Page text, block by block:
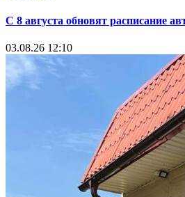
С 8 августа обновят расписание
03.08.26 12:10